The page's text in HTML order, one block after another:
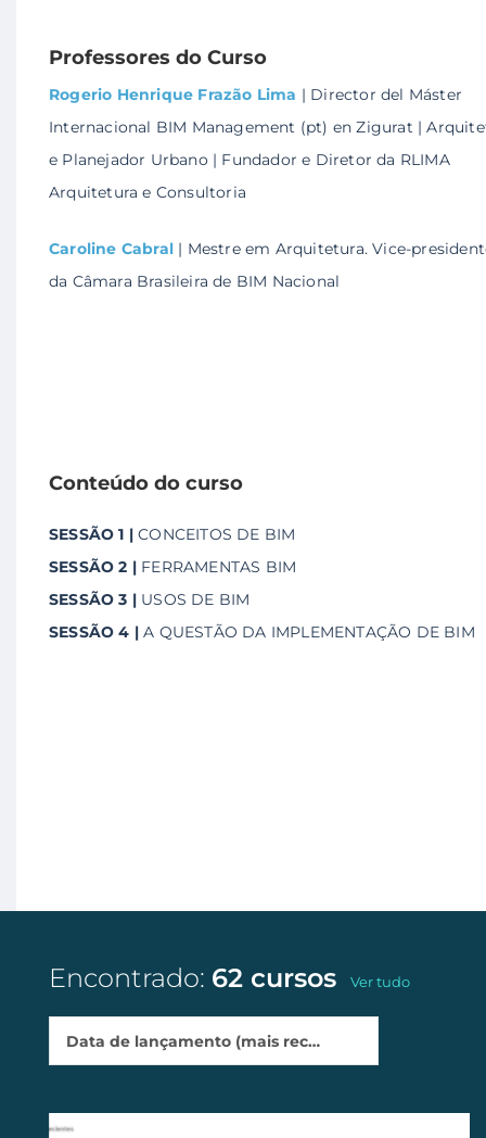
Professores do Curso
Rogerio Henrique Frazão Lima | Director del Máster
Internacional BIM Management (pt) en Zigurat |
e Planejador Urbano | Fundador e Diretor da RLIMA
Arquitetura e Consultoria
Caroline Cabral | Mestre em Arquitetura. Vice-
da Câmara Brasileira de BIM Nacional
Conteúdo do curso
SESSÃO 1 | CONCEITOS DE BIM
SESSÃO 2 | FERRAMENTAS BIM
SESSÃO 3 | USOS DE BIM
SESSÃO 4 | A QUESTÃO DA IMPLEMENTAÇÃO DE BIM
Encontrado: 62 cursos Ver tudo
Data de lançamento (mais recentes primeiro)